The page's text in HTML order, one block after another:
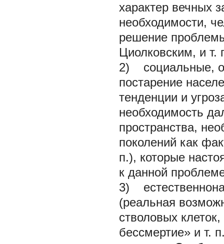
характер вечных
необходимости,
решение
Циолковским, и т.
2) социальные,
постарение
тенденции и
необходимость
пространства,
поколений как
п.), которые
к данной
3)
(реальная
стволовых
бессмертие» и т.